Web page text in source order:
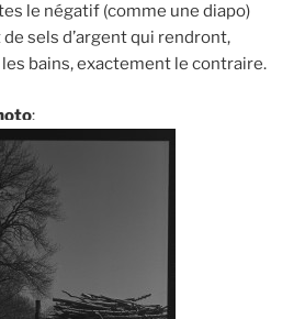
le négatif (comme une diapo)
sels d’argent qui rendront,
bains, exactement le contraire.
: